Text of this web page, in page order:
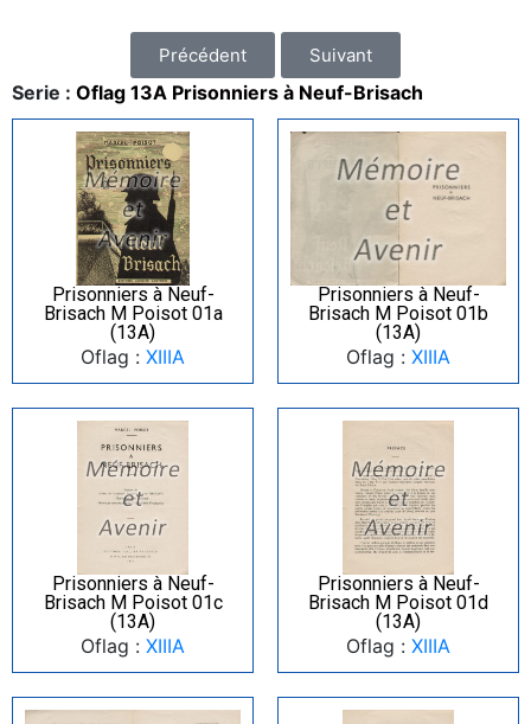
Précédent Suivant
Serie : Oflag 13A Prisonniers à Neuf-Brisach
Prisonniers à Neuf-
Brisach M Poisot 01a
(13A)
Oflag : XIIIA
Prisonniers à Neuf-
Brisach M Poisot 01b
(13A)
Oflag : XIIIA
Prisonniers à Neuf-
Brisach M Poisot 01c
(13A)
Oflag : XIIIA
Prisonniers à Neuf-
Brisach M Poisot 01d
(13A)
Oflag : XIIIA